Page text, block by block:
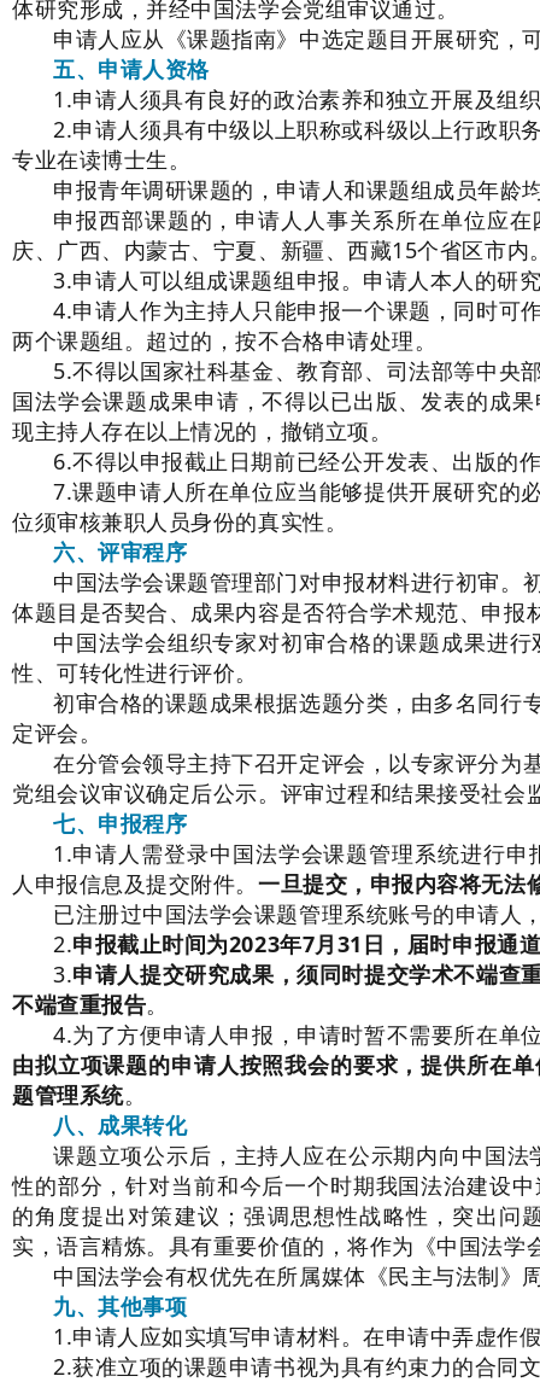
体研究形成，并经中国法学会党组审议通过。
申请人应从《课题指南》中选定题目开展研究，
五、申请人资格
1.申请人须具有良好的政治素养和独立开展及组
2.申请人须具有中级以上职称或科级以上行政职
专业在读博士生。
申报青年调研课题的，申请人和课题组成员年龄
申报西部课题的，申请人人事关系所在单位应
庆、广西、内蒙古、宁夏、新疆、西藏15个省区市内
3.申请人可以组成课题组申报。申请人本人的研
4.申请人作为主持人只能申报一个课题，同时可
两个课题组。超过的，按不合格申请处理。
5.不得以国家社科基金、教育部、司法部等中央
国法学会课题成果申请，不得以已出版、发表的成
现主持人存在以上情况的，撤销立项。
6.不得以申报截止日期前已经公开发表、出版的
7.课题申请人所在单位应当能够提供开展研究的
位须审核兼职人员身份的真实性。
六、评审程序
中国法学会课题管理部门对申报材料进行初审。
体题目是否契合、成果内容是否符合学术规范、申
中国法学会组织专家对初审合格的课题成果进
性、可转化性进行评价。
初审合格的课题成果根据选题分类，由多名同行
定评会。
在分管会领导主持下召开定评会，以专家评分为
党组会议审议确定后公示。评审过程和结果接受社会
七、申报程序
1.申请人需登录中国法学会课题管理系统进行
人申报信息及提交附件。 一旦提交，申报内容将无法
已注册过中国法学会课题管理系统账号的申请人
2.申报截止时间为2023年7月31日，届时申报通
3.申请人提交研究成果，须同时提交学术不端查
不端查重报告。
4.为了方便申请人申报，申请时暂不需要所在单
由拟立项课题的申请人按照我会的要求，提供所在
题管理系统。
八、成果转化
课题立项公示后，主持人应在公示期内向中国
性的部分，针对当前和今后一个时期我国法治建设
的角度提出对策建议；强调思想性战略性，突出问
实，语言精炼。具有重要价值的，将作为《中国法
中国法学会有权优先在所属媒体《民主与法制》
九、其他事项
1.申请人应如实填写申请材料。在申请中弄虚作
2.获准立项的课题申请书视为具有约束力的合同